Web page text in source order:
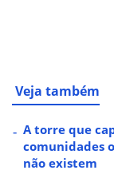
Veja também
A torre que
comunidades
não existem